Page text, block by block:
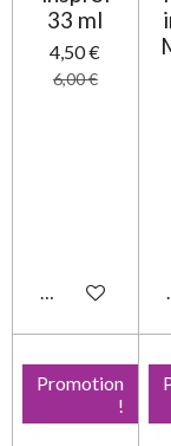
33 ml
4,50 €
6,00 €
Ajouter au panier
Promotion
!